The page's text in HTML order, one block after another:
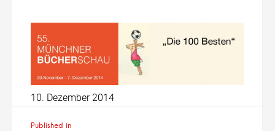
10. Dezember 2014
Published in